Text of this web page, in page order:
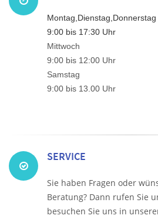
9:00 bis 17:30 Uhr
Mittwoch
9:00 bis 12:00 Uhr
Samstag
9:00 bis 13.00 Uhr
SERVICE
Sie haben Fragen oder
Beratung? Dann rufen Sie
besuchen Sie uns in